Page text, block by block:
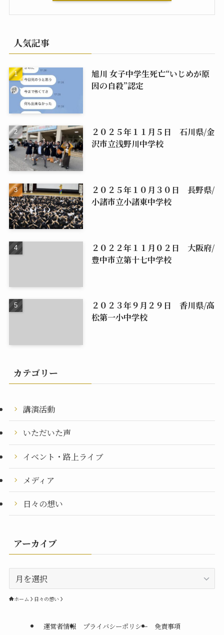
人気記事
旭川 女子中学生死亡“いじめが原
因の自殺”認定
２０２５年１１月５日 石川県/金
沢市立浅野川中学校
２０２５年１０月３０日 長野県/
小諸市立小諸東中学校
２０２２年１１月０２日 大阪府/
豊中市立第十七中学校
２０２３年９月２９日 香川県/高
松第一小中学校
カテゴリー
講演活動
いただいた声
イベント・路上ライブ
メディア
日々の想い
アーカイブ
ー
カホーム 日々の想い
運営者情報 プライバシーポリシー 免責事項